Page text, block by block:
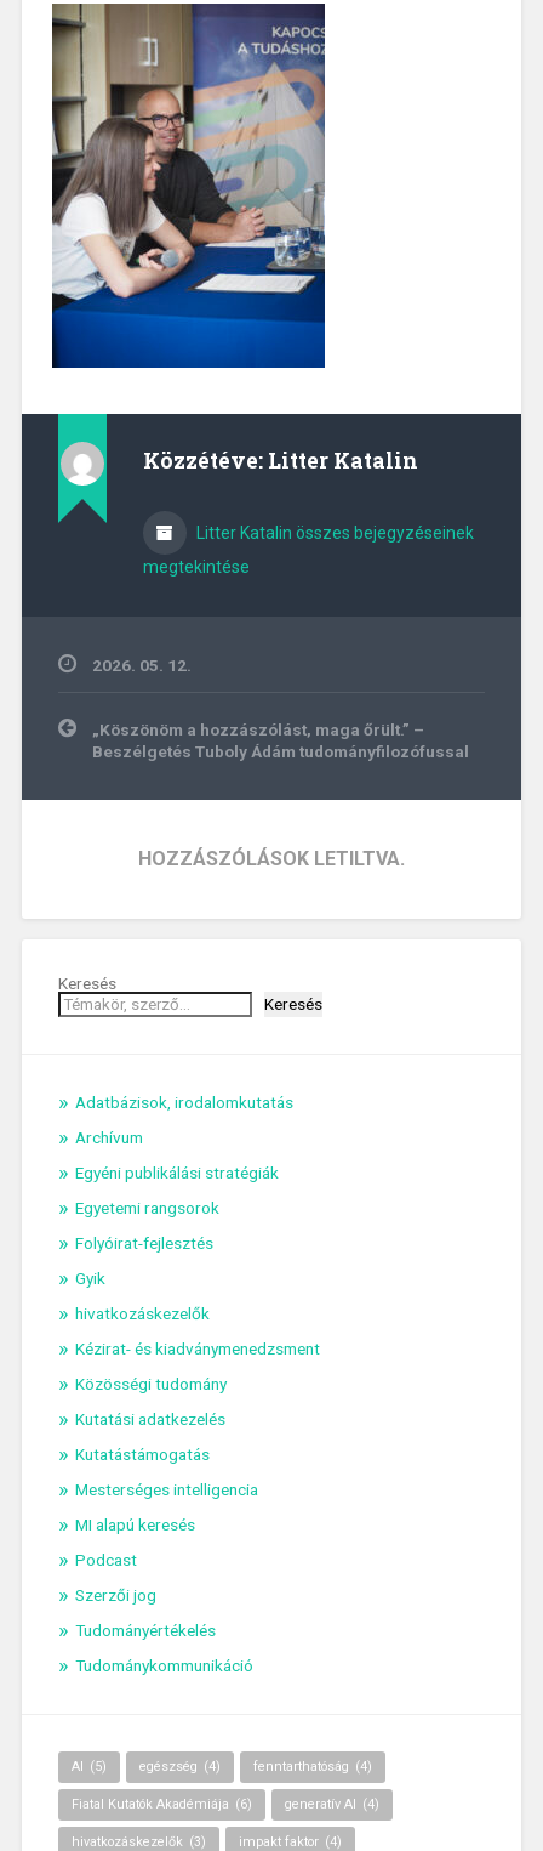
Közzétéve: Litter Katalin
Litter Katalin összes bejegyzéseinek
megtekintése
2026. 05. 12.
Bejegyzés
navigáció
„Köszönöm a hozzászólást, maga őrült.” –
Beszélgetés Tuboly Ádám tudományfilozófussal
HOZZÁSZÓLÁSOK LETILTVA.
Keresés
Keresés
Adatbázisok, irodalomkutatás
Archívum
Egyéni publikálási stratégiák
Egyetemi rangsorok
Folyóirat-fejlesztés
Gyik
hivatkozáskezelők
Kézirat- és kiadványmenedzsment
Közösségi tudomány
Kutatási adatkezelés
Kutatástámogatás
Mesterséges intelligencia
MI alapú keresés
Podcast
Szerzői jog
Tudományértékelés
Tudománykommunikáció
AI (5) egészség (4) fenntarthatóság (4)
Fiatal Kutatók Akadémiája (6) generatív AI (4)
hivatkozáskezelők (3) impakt faktor (4)